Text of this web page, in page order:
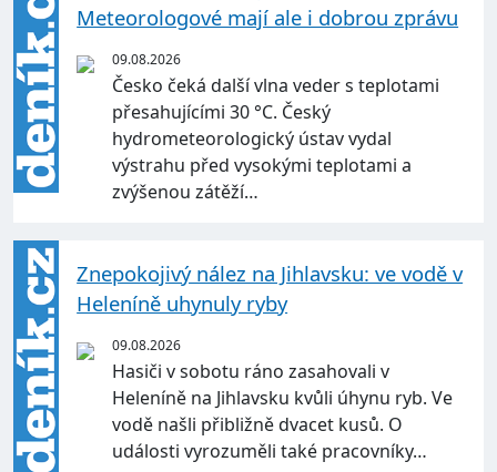
Meteorologové mají ale i dobrou zprávu
09.08.2026
Česko čeká další vlna veder s teplotami
přesahujícími 30 °C. Český
hydrometeorologický ústav vydal
výstrahu před vysokými teplotami a
zvýšenou zátěží…
Znepokojivý nález na Jihlavsku: ve vodě v
Heleníně uhynuly ryby
09.08.2026
Hasiči v sobotu ráno zasahovali v
Heleníně na Jihlavsku kvůli úhynu ryb. Ve
vodě našli přibližně dvacet kusů. O
události vyrozuměli také pracovníky…